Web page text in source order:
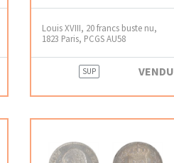
Louis XVIII, 20 francs buste nu,
1823 Paris, PCGS AU58
SUP VENDU